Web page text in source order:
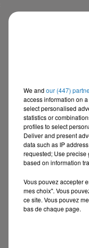
We and our (447)
access information on
select personalised
statistics or
profiles to select
Deliver and present
data such as IP
requested; Use precise
based on information
Vous pouvez accepter
mes choix". Vous
ce site. Vous pouvez
bas de chaque page.